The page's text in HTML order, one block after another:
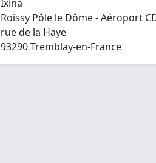
Ixina
Roissy Pôle le Dôme - Aéroport
rue de la Haye
93290 Tremblay-en-France